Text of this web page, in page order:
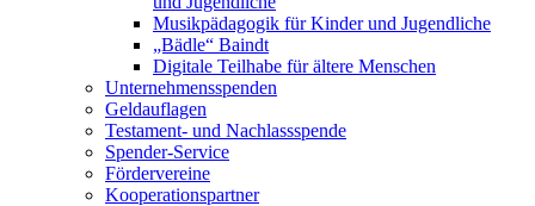
Musikpädagogik für Kinder und Jugendliche
„Bädle“ Baindt
Digitale Teilhabe für ältere Menschen
Unternehmensspenden
Geldauflagen
Testament- und Nachlassspende
Spender-Service
Fördervereine
Kooperationspartner